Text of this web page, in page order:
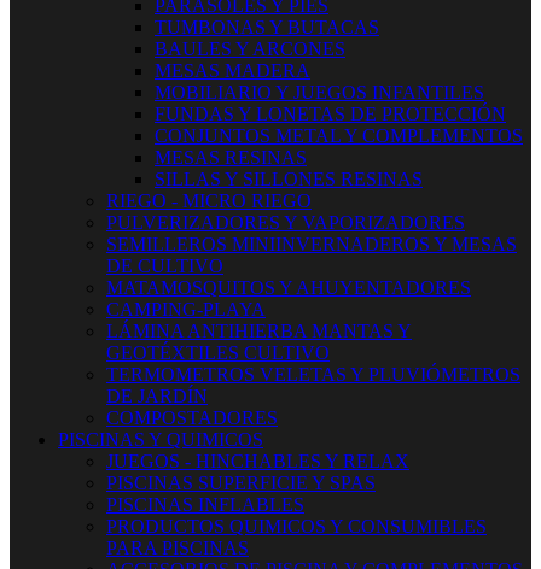
PARASOLES Y PIES
TUMBONAS Y BUTACAS
BAULES Y ARCONES
MESAS MADERA
MOBILIARIO Y JUEGOS INFANTILES
FUNDAS Y LONETAS DE PROTECCIÓN
CONJUNTOS METAL Y COMPLEMENTOS
MESAS RESINAS
SILLAS Y SILLONES RESINAS
RIEGO - MICRO RIEGO
PULVERIZADORES Y VAPORIZADORES
SEMILLEROS MINIINVERNADEROS Y MESAS
DE CULTIVO
MATAMOSQUITOS Y AHUYENTADORES
CAMPING-PLAYA
LÁMINA ANTIHIERBA MANTAS Y
GEOTÉXTILES CULTIVO
TERMOMETROS VELETAS Y PLUVIÓMETROS
DE JARDÍN
COMPOSTADORES
PISCINAS Y QUIMICOS
JUEGOS - HINCHABLES Y RELAX
PISCINAS SUPERFICIE Y SPAS
PISCINAS INFLABLES
PRODUCTOS QUIMICOS Y CONSUMIBLES
PARA PISCINAS